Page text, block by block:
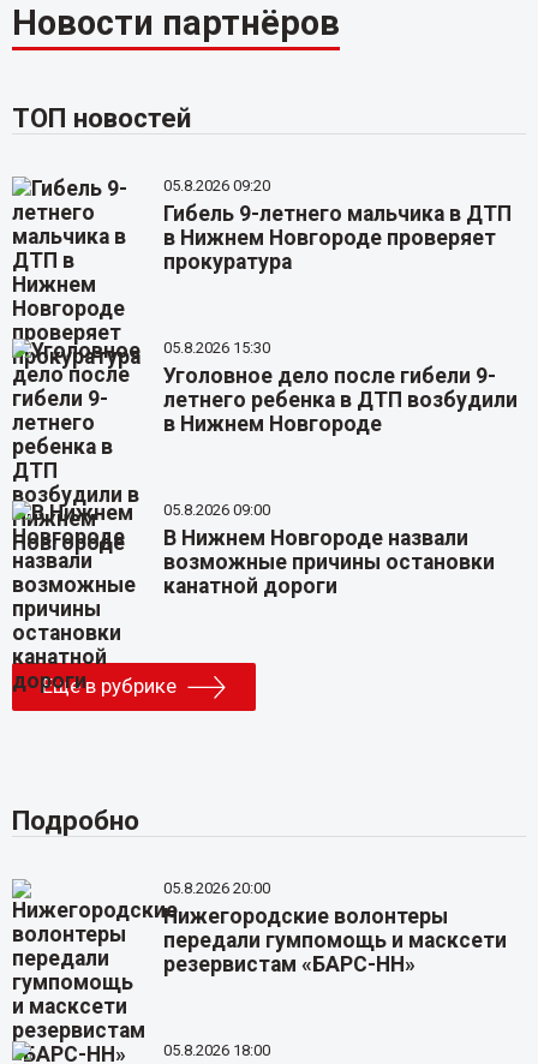
Новости партнёров
ТОП новостей
05.8.2026 09:20
Гибель 9-летнего мальчика в ДТП
в Нижнем Новгороде проверяет
прокуратура
05.8.2026 15:30
Уголовное дело после гибели 9-
летнего ребенка в ДТП возбудили
в Нижнем Новгороде
05.8.2026 09:00
В Нижнем Новгороде назвали
возможные причины остановки
канатной дороги
Еще в рубрике
Подробно
05.8.2026 20:00
Нижегородские волонтеры
передали гумпомощь и масксети
резервистам «БАРС-НН»
05.8.2026 18:00